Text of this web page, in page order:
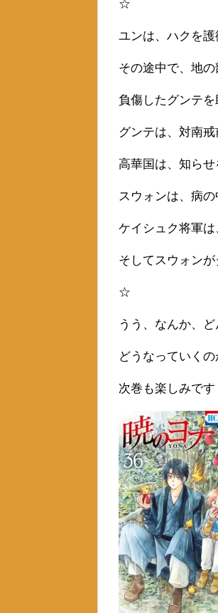
☆
ユンは、ハクを護
その途中で、地の
負傷したグンテを
グンテは、対南
高華国は、知らせ
スウォンは、病
ケイシュク将軍
そしてスウォン
☆
うう、なんか、
どうなっていくの
次巻も楽しみです